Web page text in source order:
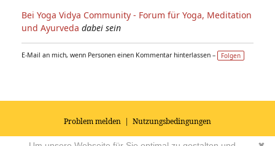
Bei Yoga Vidya Community - Forum für Yoga, Meditation
und Ayurveda dabei sein
E-Mail an mich, wenn Personen einen Kommentar hinterlassen – Folgen
Problem melden | Nutzungsbedingungen
© 2026Impressum|Datenschutz|AGB's| Yoga Vidya Community -